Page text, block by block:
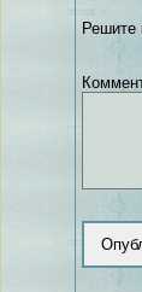
Решите